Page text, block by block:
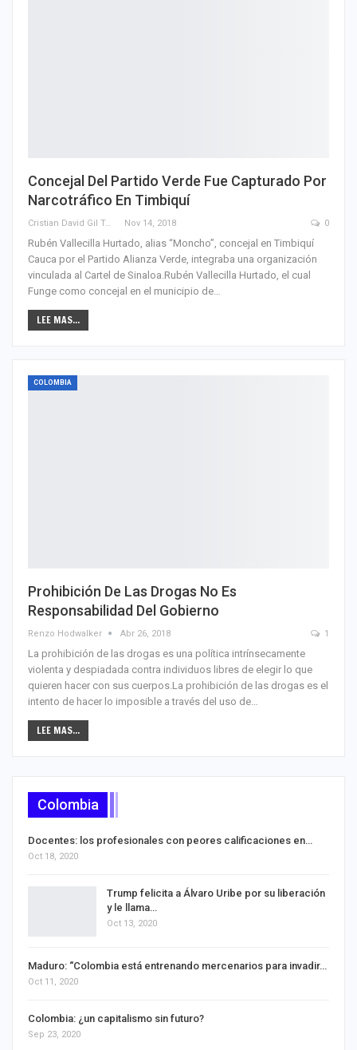
Concejal Del Partido Verde Fue Capturado Por
Narcotráfico En Timbiquí
Cristian David Gil Toro Nov 14, 2018 0
Rubén Vallecilla Hurtado, alias “Moncho”, concejal en Timbiquí
Cauca por el Partido Alianza Verde, integraba una organización
vinculada al Cartel de Sinaloa.Rubén Vallecilla Hurtado, el cual
Funge como concejal en el municipio de…
LEE MAS...
COLOMBIA
Prohibición De Las Drogas No Es
Responsabilidad Del Gobierno
Renzo Hodwalker Abr 26, 2018 1
La prohibición de las drogas es una política intrínsecamente
violenta y despiadada contra individuos libres de elegir lo que
quieren hacer con sus cuerpos.La prohibición de las drogas es el
intento de hacer lo imposible a través del uso de…
LEE MAS...
Colombia
Docentes: los profesionales con peores calificaciones en…
Oct 18, 2020
Trump felicita a Álvaro Uribe por su liberación
y le llama…
Oct 13, 2020
Maduro: ‘‘Colombia está entrenando mercenarios para invadir…
Oct 11, 2020
Colombia: ¿un capitalismo sin futuro?
Sep 23, 2020